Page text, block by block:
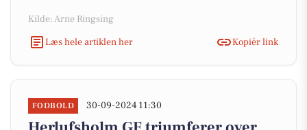
Kilde: Arne Ringsing
Læs hele artiklen her
Kopiér link
FODBOLD 30-09-2024 11:30